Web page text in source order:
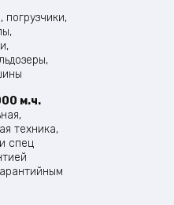
м.ч.
техника,
спец